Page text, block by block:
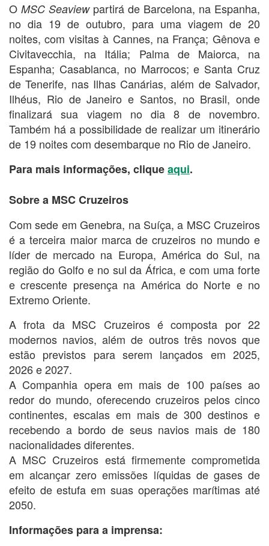
O MSC Seaviewpartirá de Barcelona, na Espanha,
no dia 19 de outubro, para uma viagem de 20
noites, com visitas à Cannes, na França; Gênova e
Civitavecchia, na Itália; Palma de Maiorca, na
Espanha; Casablanca, no Marrocos; e Santa Cruz
de Tenerife, nas Ilhas Canárias, além de Salvador,
Ilhéus, Rio de Janeiro e Santos, no Brasil, onde
finalizará sua viagem no dia 8 de novembro.
Também há a possibilidade de realizar um itinerário
de 19 noites com desembarque no Rio de Janeiro.
Para mais informações, cliqueaqui.
Sobre a MSC Cruzeiros
Com sede em Genebra, na Suíça, a MSC Cruzeiros
é a terceira maior marca de cruzeiros no mundo e
líder de mercado na Europa, América do Sul, na
região do Golfo e no sul da África, e com uma forte
e crescente presença na América do Norte e no
Extremo Oriente.
A frota da MSC Cruzeiros é composta por 22
modernos navios, além de outros três novos que
estão previstos para serem lançados em 2025,
2026 e 2027.
A Companhia opera em mais de 100 países ao
redor do mundo, oferecendo cruzeiros pelos cinco
continentes, escalas em mais de 300 destinos e
recebendo a bordo de seus navios mais de 180
nacionalidades diferentes.
A MSC Cruzeiros está firmemente comprometida
em alcançar zero emissões líquidas de gases de
efeito de estufa em suas operações marítimas até
2050.
Informações para a imprensa: